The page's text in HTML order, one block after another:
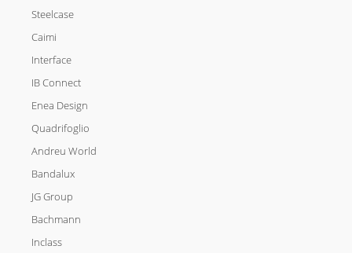
Steelcase
Caimi
Interface
IB Connect
Enea Design
Quadrifoglio
Andreu World
Bandalux
JG Group
Bachmann
Inclass